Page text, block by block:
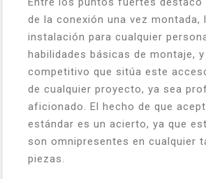
de la conexión una vez montada,
instalación para cualquier
habilidades básicas de montaje,
competitivo que sitúa este
de cualquier proyecto, ya sea
aficionado. El hecho de que
estándar es un acierto, ya que
son omnipresentes en cualquier
piezas.